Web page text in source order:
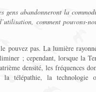
abandonneront la
comment pouvons-
pouvez pas. La lumière
; cependant, lorsque la
densité, les fréquences
télépathie, la technologie